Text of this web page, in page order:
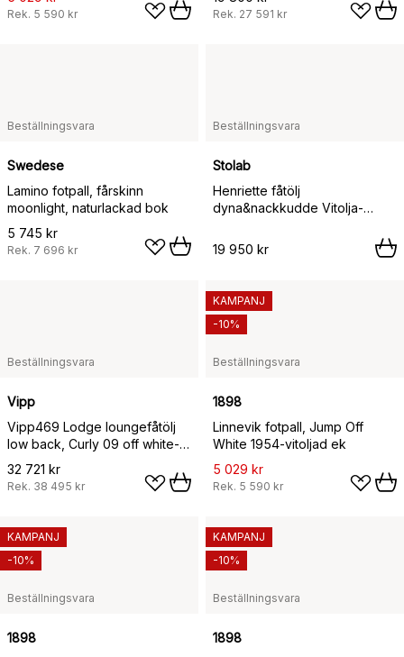
Rek. 5 590 kr Rek. 27 591 kr
Beställningsvara
Swedese
Lamino fotpall, fårskinn
moonlight, naturlackad bok
5 745 kr
Rek. 7 696 kr
Beställningsvara
Stolab
Henriette fåtölj
dyna&nackkudde Vitolja-
19 950 kr
Beställningsvara
Vipp
Vipp469 Lodge loungefåtölj
low back, Curly 09 off white-
dark oak
32 721 kr
Rek. 38 495 kr
Beställningsvara
1898
Linnevik fotpall, Jump Off
White 1954-vitoljad ek
5 029 kr
Rek. 5 590 kr
KAMPANJ
-10%
Beställningsvara
1898
KAMPANJ
-10%
Beställningsvara
1898
KAMPANJ
-10%